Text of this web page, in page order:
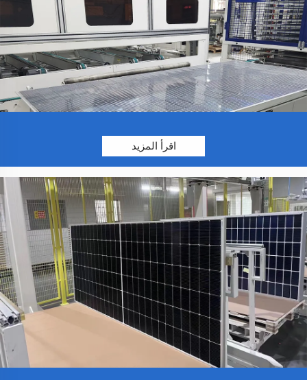
اقرأ المزيد